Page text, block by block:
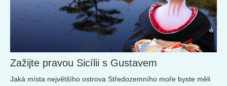
Zažijte pravou Sicílii s Gustavem
Jaká místa největšího ostrova Středozemního moře byste měli